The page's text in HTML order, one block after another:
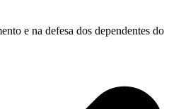
e na defesa dos dependentes do